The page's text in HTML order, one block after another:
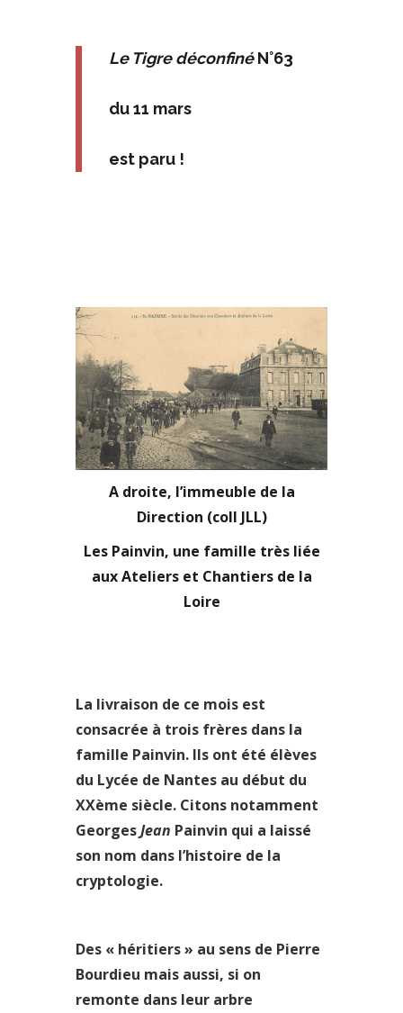
Le Tigre déconfinéN°63
du 11 mars
est paru !
A droite, l’immeuble de la
Direction (coll JLL)
Les Painvin, une famille très liée
aux Ateliers et Chantiers de la
Loire
La livraison de ce mois est
consacrée à trois frères dans la
famille Painvin. Ils ont été élèves
du Lycée de Nantes au début du
XXème siècle. Citons notamment
GeorgesJean Painvin qui a laissé
son nom dans l’histoire de la
cryptologie.
Des « héritiers » au sens de Pierre
Bourdieu mais aussi, si on
remonte dans leur arbre